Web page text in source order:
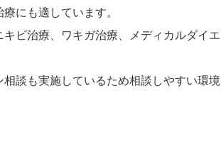
にも適しています。
ビ治療、ワキガ治療、メディカルダイエ
談も実施しているため相談しやすい環境